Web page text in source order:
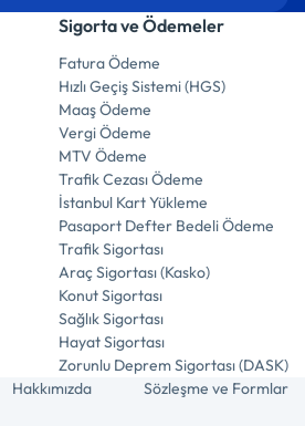
Sigorta ve Ödemeler
Fatura Ödeme
Hızlı Geçiş Sistemi (HGS)
Maaş Ödeme
Vergi Ödeme
MTV Ödeme
Trafik Cezası Ödeme
İstanbul Kart Yükleme
Pasaport Defter Bedeli Ödeme
Trafik Sigortası
Araç Sigortası (Kasko)
Konut Sigortası
Sağlık Sigortası
Hayat Sigortası
Zorunlu Deprem Sigortası (DASK)
Hakkımızda Sözleşme ve Formlar